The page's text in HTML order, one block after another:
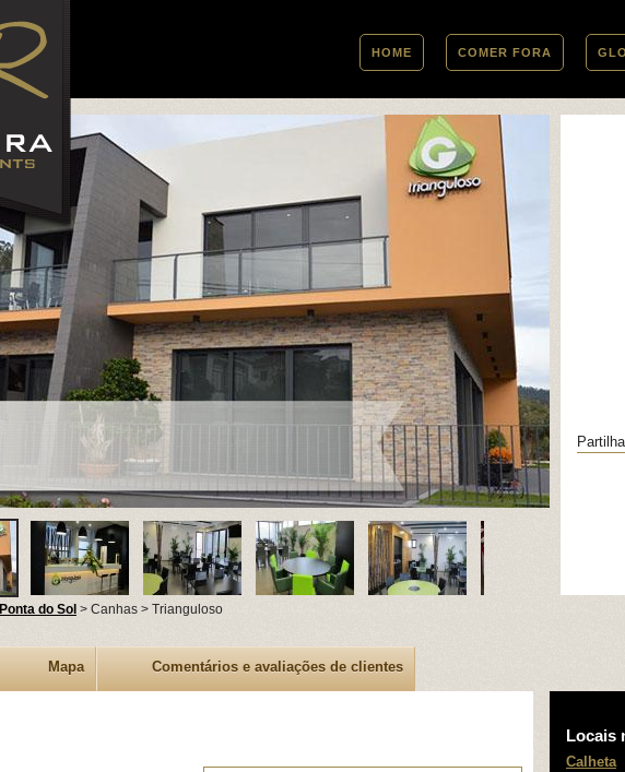
HOME COMER FORA
Ponta do Sol > Canhas > Trianguloso
Mapa Comentários e avaliações de clientes
Locais
Calheta